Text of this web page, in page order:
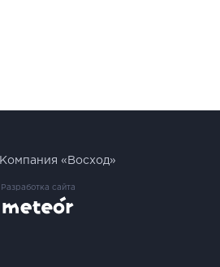
Компания «Восход»
Разработка сайта